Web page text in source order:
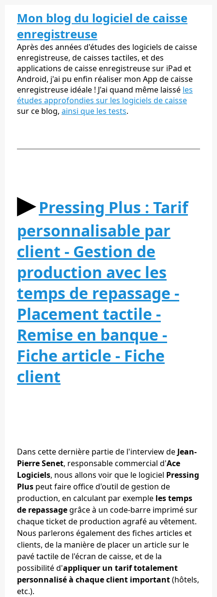
Mon blog du logiciel de caisse
enregistreuse
Après des années d'études des logiciels de caisse
enregistreuse, de caisses tactiles, et des
applications de caisse enregistreuse sur iPad et
Android, j'ai pu enfin réaliser mon App de caisse
enregistreuse idéale ! J'ai quand même laissé les
études approfondies sur les logiciels de caisse
sur ce blog, ainsi que les tests.
▶︎ Pressing Plus : Tarif
personnalisable par
client - Gestion de
production avec les
temps de repassage -
Placement tactile -
Remise en banque -
Fiche article - Fiche
client
Dans cette dernière partie de l'interview de Jean-
Pierre Senet, responsable commercial d'Ace
Logiciels, nous allons voir que le logiciel Pressing
Plus peut faire office d'outil de gestion de
production, en calculant par exemple les temps
de repassagegrâce à un code-barre imprimé sur
chaque ticket de production agrafé au vêtement.
Nous parlerons également des fiches articles et
clients, de la manière de placer un article sur le
pavé tactile de l'écran de caisse, et de la
possibilité d'appliquer un tarif totalement
personnalisé à chaque client important(hôtels,
etc.).